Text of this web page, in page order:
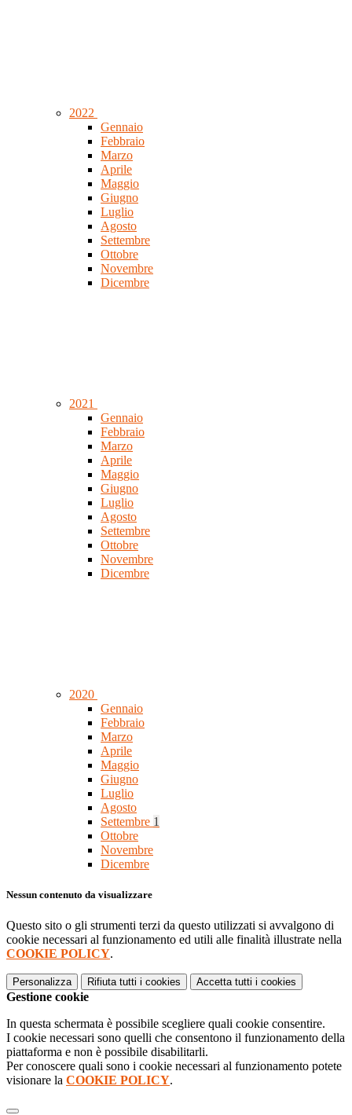
2022
Gennaio
Febbraio
Marzo
Aprile
Maggio
Giugno
Luglio
Agosto
Settembre
Ottobre
Novembre
Dicembre
2021
Gennaio
Febbraio
Marzo
Aprile
Maggio
Giugno
Luglio
Agosto
Settembre
Ottobre
Novembre
Dicembre
2020
Gennaio
Febbraio
Marzo
Aprile
Maggio
Giugno
Luglio
Agosto
Settembre 1
Ottobre
Novembre
Dicembre
Nessun contenuto da visualizzare
Questo sito o gli strumenti terzi da questo utilizzati si avvalgono di
cookie necessari al funzionamento ed utili alle finalità illustrate nella
COOKIE POLICY.
Personalizza Rifiuta tutti i cookies Accetta tutti i cookies
Gestione cookie
In questa schermata è possibile scegliere quali cookie consentire.
I cookie necessari sono quelli che consentono il funzionamento della
piattaforma e non è possibile disabilitarli.
Per conoscere quali sono i cookie necessari al funzionamento potete
visionare la COOKIE POLICY.